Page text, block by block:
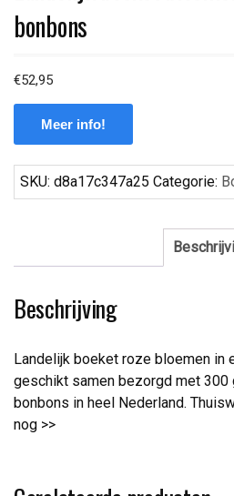
bonbons
€52,95
Meer info!
SKU: d8a17c347a25 Categorie:
Beschrijving
Landelijk boeket roze bloemen in
geschikt samen bezorgd met 300
bonbons in heel Nederland.
nog >>